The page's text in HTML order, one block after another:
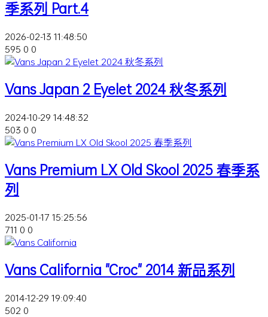
季系列 Part.4
2026-02-13 11:48:50
595 0 0
Vans Japan 2 Eyelet 2024 秋冬系列
2024-10-29 14:48:32
503 0 0
Vans Premium LX Old Skool 2025 春季系
列
2025-01-17 15:25:56
711 0 0
Vans California "Croc" 2014 新品系列
2014-12-29 19:09:40
502 0